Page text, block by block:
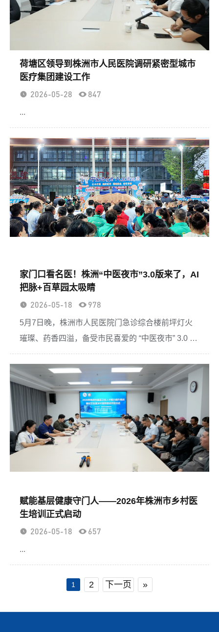
荷塘区领导到株洲市人民医院调研紧密型城市
医疗集团建设工作
2026-05-28 847
...
家门口看名医！株洲“中医夜市”3.0版来了，AI
把脉+百草园太吸睛
2026-05-18 978
5月7日晚，株洲市人民医院门急诊综合楼前坪灯火
璀璨、药香四溢，备受市民喜爱的 “中医夜市” 3.0 版
正式鸣锣开市。
赋能基层健康守门人——2026年株洲市乡村医
生培训正式启动
2026-05-18 657
...
1 2 下一页 »